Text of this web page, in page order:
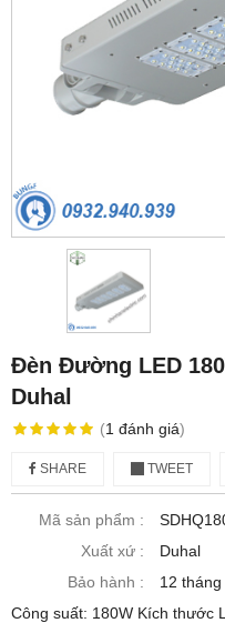
Đèn Đường LED
Duhal
(1 đánh giá)
SHARE TWEET
Mã sản phẩm :
Xuất xứ :
Duhal
Bảo hành :
12 tháng
Công suất: 180W Kích thước